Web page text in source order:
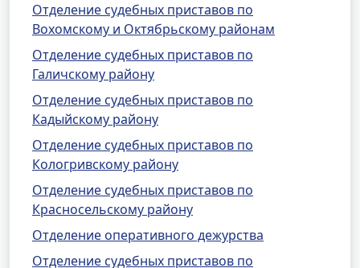
Отделение судебных приставов по
Вохомскому и Октябрьскому районам
Отделение судебных приставов по
Галичскому району
Отделение судебных приставов по
Кадыйскому району
Отделение судебных приставов по
Кологривскому району
Отделение судебных приставов по
Красносельскому району
Отделение оперативного дежурства
Отделение судебных приставов по